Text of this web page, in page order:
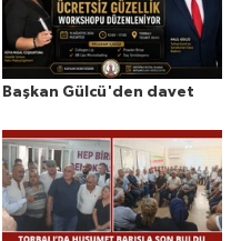
Başkan Gülcü'den davet